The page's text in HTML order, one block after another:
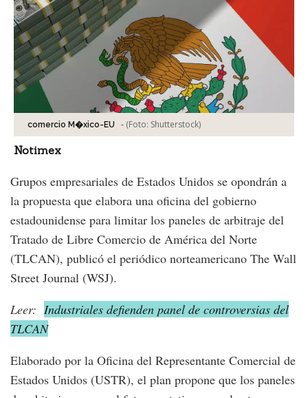
comercio M�xico-EU - (Foto: Shutterstock)
Notimex
Grupos empresariales de Estados Unidos se opondrán a
la propuesta que elabora una oficina del gobierno
estadounidense para limitar los paneles de arbitraje del
Tratado de Libre Comercio de América del Norte
(TLCAN), publicó el periódico norteamericano The Wall
Street Journal (WSJ).
Leer: Industriales defienden panel de controversias del
TLCAN
Elaborado por la Oficina del Representante Comercial de
Estados Unidos (USTR), el plan propone que los paneles